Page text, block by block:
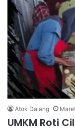
Atok Dalang
UMKM Roti